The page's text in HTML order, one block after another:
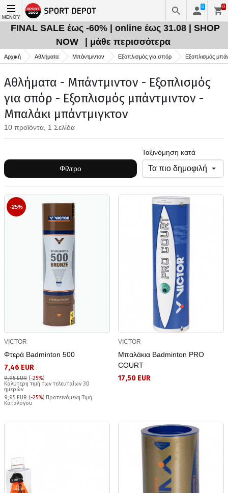
ΜΕΝΟΎ
0 0
FINAL SALE έως -60% | online έως 31.08 | SHOP
NOW
| μάθε περισσότερα
Αρχική Αθλήματα Μπάντμιντον Εξοπλισμός για σπόρ Εξοπλισμός
Αθλήματα - Μπάντμιντον - Εξοπλισμός
για σπόρ - Εξοπλισμός μπάντμιντον -
Μπαλάκι μπάντμιγκτον
10 προϊόντα, 1 Σελίδα
Φίλτρο
Ταξινόμηση κατά
-25%
VICTOR
Φτερά Badminton 500
7,46 EUR
9,95 EUR (-25%)
Καλύτερη τιμή των τελευταίων 30
ημερών
9,95 EUR (-25%) Προτεινόμενη Τιμή
Καταλόγου
VICTOR
Μπαλάκια Badminton PRO
COURT
17,50 EUR